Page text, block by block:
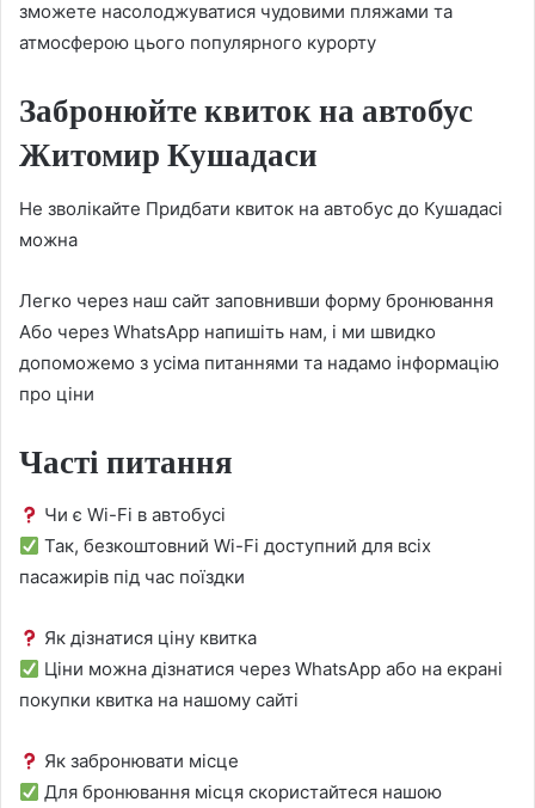
зможете насолоджуватися чудовими пляжами та
атмосферою цього популярного курорту
Забронюйте квиток на автобус
Житомир Кушадаси
Не зволікайте Придбати квиток на автобус до Кушадасі
можна
Легко через наш сайт заповнивши форму бронювання
Або через WhatsApp напишіть нам, і ми швидко
допоможемо з усіма питаннями та надамо інформацію
про ціни
Часті питання
Чи є Wi-Fi в автобусі
Так, безкоштовний Wi-Fi доступний для всіх
пасажирів під час поїздки
Як дізнатися ціну квитка
Ціни можна дізнатися через WhatsApp або на екрані
покупки квитка на нашому сайті
Як забронювати місце
Для бронювання місця скористайтеся нашою